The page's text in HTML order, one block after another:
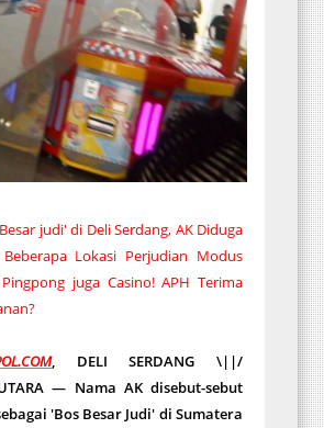
judi' di Deli Serdang, AK Diduga
Lokasi Perjudian Modus
juga Casino! APH Terima
, DELI SERDANG \||/
UTARA — Nama AK disebut-sebut
'Bos Besar Judi' di Sumatera